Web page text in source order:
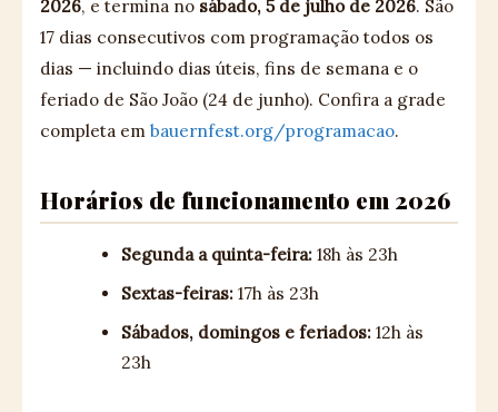
2026, e termina no sábado, 5 de julho de 2026. São
17 dias consecutivos com programação todos os
dias — incluindo dias úteis, fins de semana e o
feriado de São João (24 de junho). Confira a grade
completa em bauernfest.org/programacao.
Horários de funcionamento em 2026
Segunda a quinta-feira: 18h às 23h
Sextas-feiras: 17h às 23h
Sábados, domingos e feriados: 12h às
23h